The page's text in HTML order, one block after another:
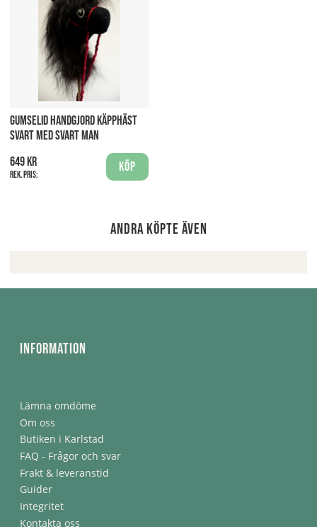
GUMSELID HANDGJORD KÄPPHÄST
SVART MED SVART MAN
649 kr
Rek. pris:
Köp
Andra köpte även
Information
Lämna omdöme
Om oss
Butiken i Karlstad
FAQ - Frågor och svar
Frakt & leveranstid
Guider
Integritet
Kontakta oss